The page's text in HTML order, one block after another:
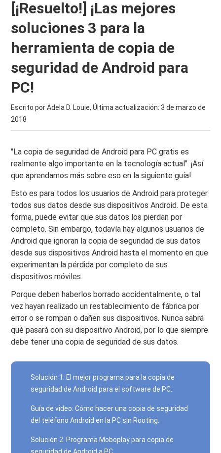
[¡Resuelto!] ¡Las mejores
soluciones 3 para la
herramienta de copia de
seguridad de Android para
PC!
Escrito por Adela D. Louie, Última actualización:3 de marzo de
2018
"La copia de seguridad de Android para PC gratis es
realmente algo importante en la tecnología actual". ¡Así
que aprendamos más sobre eso en la siguiente guía!
Esto es para todos los usuarios de Android para proteger
todos sus datos desde sus dispositivos Android. De esta
forma, puede evitar que sus datos los pierdan por
completo. Sin embargo, todavía hay algunos usuarios de
Android que ignoran la copia de seguridad de sus datos
desde sus dispositivos Android hasta el momento en que
experimentan la pérdida por completo de sus
dispositivos móviles.
Porque deben haberlos borrado accidentalmente, o tal
vez hayan realizado un restablecimiento de fábrica por
error o se rompan o dañen sus dispositivos. Nunca sabrá
qué pasará con su dispositivo Android, por lo que siempre
debe tener una copia de seguridad de sus datos.
Solución 1. El mejor programa para la copia de
seguridad de Android para el software de PC.
Guía de video: Cómo hacer una copia de seguridad
del teléfono Android en la PC sin Rooting.
Solución 2. Programa Moboplay para copia de